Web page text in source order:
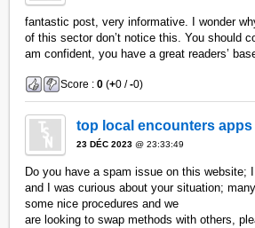
fantastic post, very informative. I wonder
of this sector don’t notice this. You should
am confident, you have a great readers’
Score :0 (+0 /-0)
top local encounters apps
23 DÉC 2023 @ 23:33:49
Do you have a spam issue on this website;
and I was curious about your situation;
some nice procedures and we
are looking to swap methods with others,